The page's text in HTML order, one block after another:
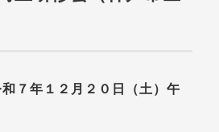
年１２月２０日（土）午